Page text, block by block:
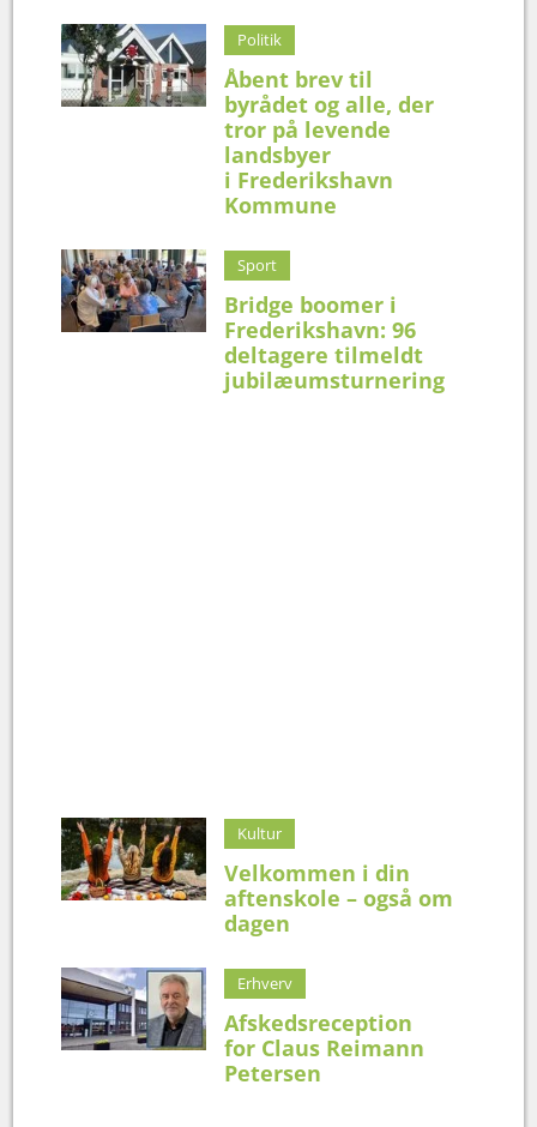
Politik
Åbent brev til
byrådet og alle, der
tror på levende
landsbyer
i Frederikshavn
Kommune
Sport
Bridge boomer i
Frederikshavn: 96
deltagere tilmeldt
jubilæumsturnering
Kultur
Velkommen i din
aftenskole – også om
dagen
Erhverv
Afskedsreception
for Claus Reimann
Petersen